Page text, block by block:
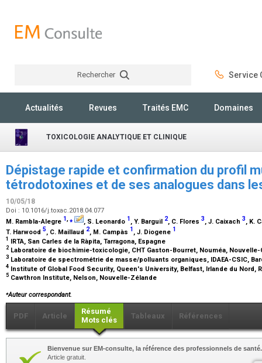
Rechercher Service
Actualités Revues Traités EMC Domaines
TOXICOLOGIE ANALYTIQUE ET CLINIQUE
Dépistage rapide et confirmation du profil
tétrodotoxines et de ses analogues dans
10/05/18
Doi : 10.1016/j.toxac.2018.04.077
M. Rambla-Alegre 1,⁎ , S. Leonardo 1 , Y. Barguil 2, C. Flores 3, J. Caixach 3, K.
T. Harwood 5, C. Maillaud 2, M. Campàs 1 , J. Diogene 1
1 IRTA, San Carles de la Ràpita, Tarragona, Espagne
2 Laboratoire de biochimie-toxicologie, CHT Gaston-Bourret, Nouméa,
3 Laboratoire de spectrométrie de masse/polluants organiques, IDAEA-CSIC,
4 Institute of Global Food Security, Queen's University, Belfast, Irlande du Nord,
5 Cawthron Institute, Nelson, Nouvelle-Zélande
⁎Auteur correspondant.
PDF Article
Résumé
Mots clés
Tableaux Références
Bienvenue sur EM-consulte, la référence des professionnels de santé.
Article gratuit.